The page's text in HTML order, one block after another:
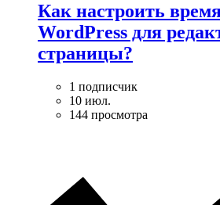
Как настроить
WordPress для
страницы?
1 подписчик
10 июл.
144 просмотра